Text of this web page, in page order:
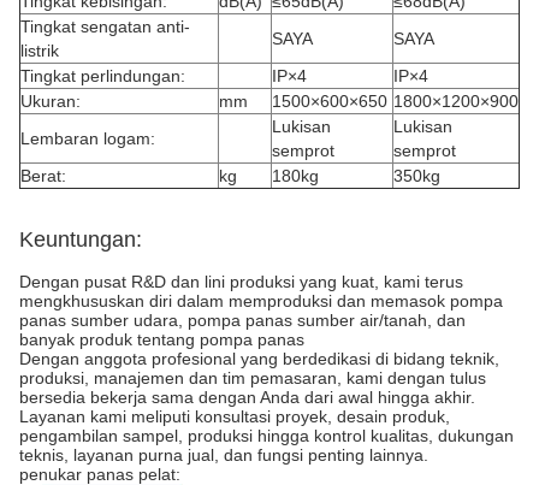
Tingkat sengatan anti-
listrik
SAYA
SAYA
Tingkat perlindungan:
IP×4
IP×4
Ukuran:
mm 1500×600×650 1800×1200×900
Lembaran logam:
Lukisan
semprot
Lukisan
semprot
Berat:
kg 180kg 350kg
Keuntungan:
Dengan pusat R&D dan lini produksi yang kuat, kami terus
mengkhususkan diri dalam memproduksi dan memasok pompa
panas sumber udara, pompa panas sumber air/tanah, dan
banyak produk tentang pompa panas
Dengan anggota profesional yang berdedikasi di bidang teknik,
produksi, manajemen dan tim pemasaran, kami dengan tulus
bersedia bekerja sama dengan Anda dari awal hingga akhir.
Layanan kami meliputi konsultasi proyek, desain produk,
pengambilan sampel, produksi hingga kontrol kualitas, dukungan
teknis, layanan purna jual, dan fungsi penting lainnya.
penukar panas pelat: